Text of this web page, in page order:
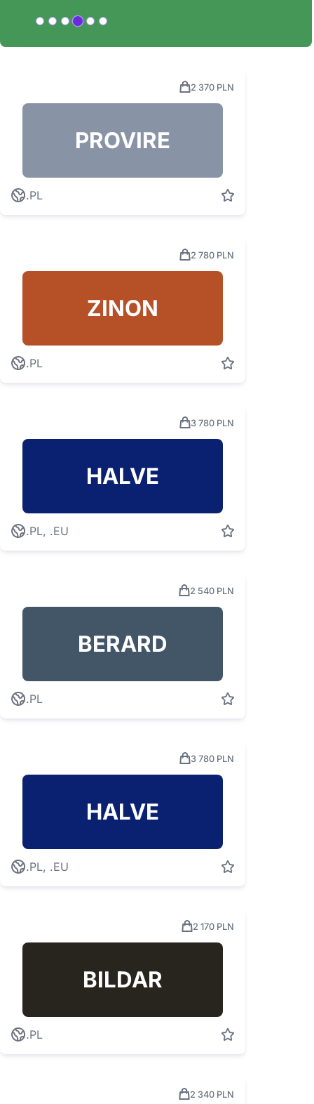
2 370 PLN
PROVIRE
.PL
2 780 PLN
ZINON
.PL
3 780 PLN
HALVE
.PL, .EU
2 540 PLN
BERARD
.PL
3 780 PLN
HALVE
.PL, .EU
2 170 PLN
BILDAR
.PL
2 340 PLN